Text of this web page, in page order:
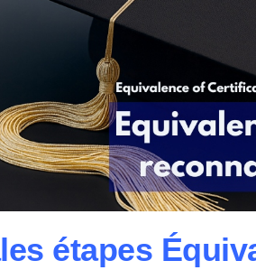
étapes